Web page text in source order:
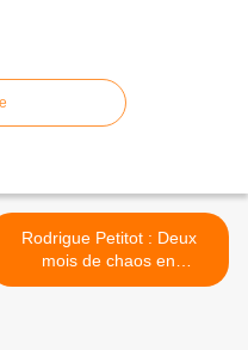
Rodrigue Petitot : Deux
mois de chaos en
Martinique, le retour au